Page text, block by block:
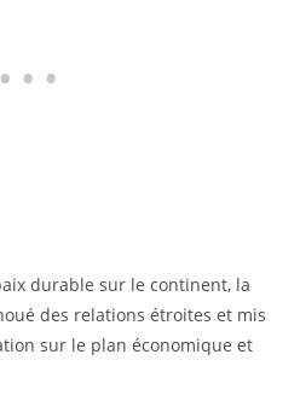
durable sur le continent, la
des relations étroites et mis
sur le plan économique et